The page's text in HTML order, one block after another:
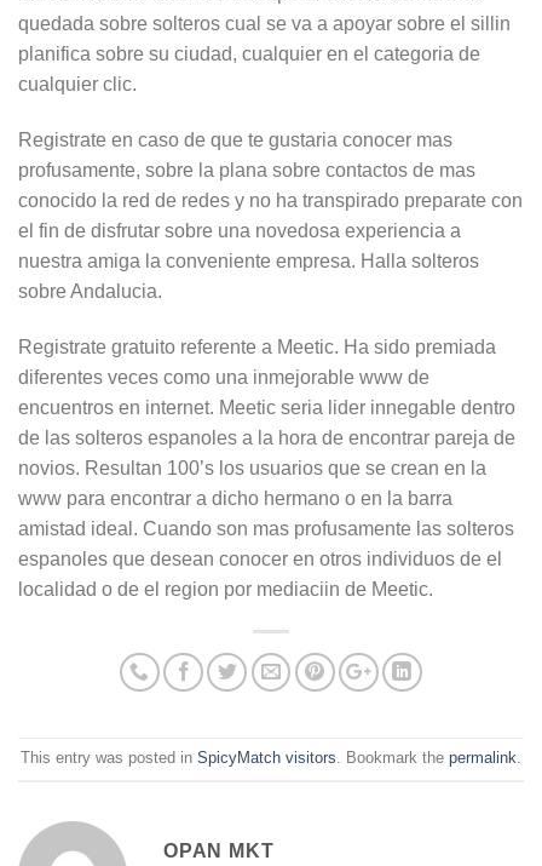
quedada sobre solteros cual se va a apoyar sobre el silli­n
planifica sobre su ciudad, cualquier en el categoria de
cualquier clic.
Registrate en caso de que te gustaria conocer mas
profusamente, sobre la plana sobre contactos de mas
conocido la red de redes y no ha transpirado preparate con
el fin de disfrutar sobre una novedosa experiencia a
nuestra amiga la conveniente empresa. Halla solteros
sobre Andalucia.
Registrate gratuito referente a Meetic. Ha sido premiada
diferentes veces como una inmejorable www de
encuentros en internet. Meetic seri­a lider innegable dentro
de las solteros espanoles a la hora de encontrar pareja de
novios. Resultan 100’s los usuarios que se crean en la
www para encontrar a dicho hermano o en la barra
amistad ideal. Cuando son mas profusamente las solteros
espanoles que desean conocer en otros individuos de el
localidad o de el region por mediaciin de Meetic.
This entry was posted in SpicyMatch visitors. Bookmark the permalink.
OPAN MKT